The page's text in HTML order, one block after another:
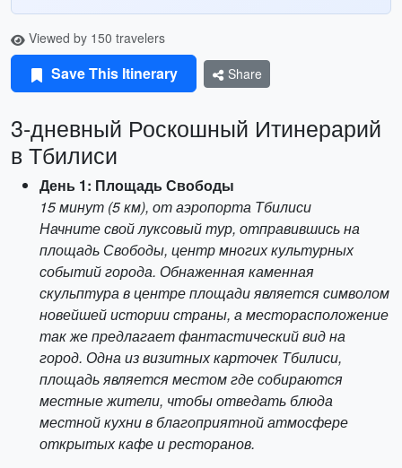
Viewed by 150 travelers
Save This Itinerary Share
3-дневный Роскошный Итинерарий
в Тбилиси
День 1: Площадь Свободы
15 минут (5 км), от аэропорта Тбилиси
Начните свой луксовый тур, отправившись на
площадь Свободы, центр многих культурных
событий города. Обнаженная каменная
скульптура в центре площади является символом
новейшей истории страны, а месторасположение
так же предлагает фантастический вид на
город. Одна из визитных карточек Тбилиси,
площадь является местом где собираются
местные жители, чтобы отведать блюда
местной кухни в благоприятной атмосфере
открытых кафе и ресторанов.